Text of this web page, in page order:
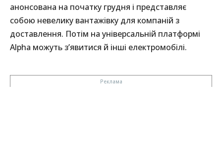
анонсована на початку грудня і представляє
собою невелику вантажівку для компаній з
доставлення. Потім на універсальній платформі
Alpha можуть з’явитися й інші електромобілі.